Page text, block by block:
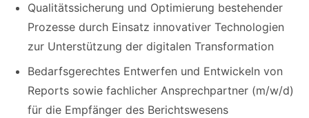
Qualitätssicherung und Optimierung bestehender
Prozesse durch Einsatz innovativer Technologien
zur Unterstützung der digitalen Transformation
Bedarfsgerechtes Entwerfen und Entwickeln von
Reports sowie fachlicher Ansprechpartner (m/w/d)
für die Empfänger des Berichtswesens